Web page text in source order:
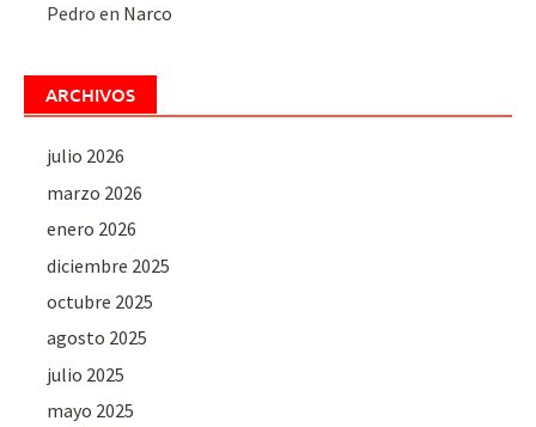
Pedro en Narco
ARCHIVOS
julio 2026
marzo 2026
enero 2026
diciembre 2025
octubre 2025
agosto 2025
julio 2025
mayo 2025